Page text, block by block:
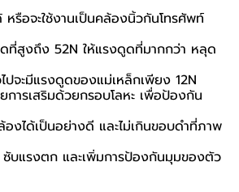
หรือจะใช้งานเป็นคล้องนิ้วกันโทรศัพท์
ที่สูงถึง 52N ให้แรงดูดที่มากกว่า หลุด
จะมีแรงดูดของแม่เหล็กเพียง 12N
ารเสริมด้วยกรอบโลหะ เพื่อป้องกัน
งได้เป็นอย่างดี และไม่เกินขอบดำที่ภาพ
แรงตก และเพิ่มการป้องกันมุมของตัว